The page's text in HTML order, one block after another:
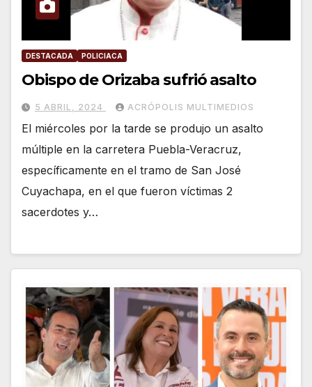
DESTACADA POLICIACA
Obispo de Orizaba sufrió asalto
5 ABRIL, 2024 ACRÓPOLIS MULTIMEDIOS
El miércoles por la tarde se produjo un asalto
múltiple en la carretera Puebla-Veracruz,
específicamente en el tramo de San José
Cuyachapa, en el que fueron víctimas 2
sacerdotes y…